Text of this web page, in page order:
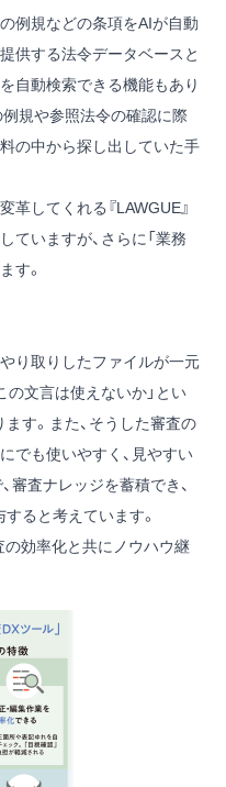
例規などの条項をAIが自動
供する法令データベースと
自動検索できる機能もあり
規や参照法令の確認に際
の中から探し出していた手
してくれる『LAWGUE』
ていますが、さらに「業務
す。
り取りしたファイルが一元
の文言は使えないか」とい
す。また、そうした審査の
でも使いやすく、見やすい
審査ナレッジを蓄積でき、
ると考えています。
の効率化と共にノウハウ継